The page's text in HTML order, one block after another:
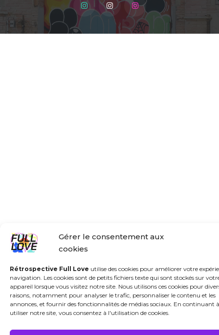
Gérer le consentement aux
cookies
Rétrospective Full Love utilise des cookies pour améliorer votre
navigation. Les cookies sont de petits fichiers texte qui sont stockés sur
appareil lorsque vous visitez notre site. Nous utilisons ces cookies pour
raisons, notamment pour analyser le trafic, personnaliser le contenu et les
annonces, et fournir des fonctionnalités de médias sociaux. En continuant à
utiliser notre site, vous consentez à l'utilisation de cookies.